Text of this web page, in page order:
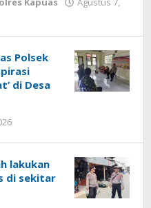
Polsek
di Desa
lakukan
di sekitar